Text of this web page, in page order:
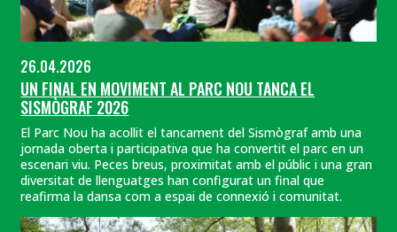
26.04.2026
UN FINAL EN MOVIMENT AL PARC NOU TANCA EL
SISMÒGRAF 2026
El Parc Nou ha acollit el tancament del Sismògraf amb una
jornada oberta i participativa que ha convertit el parc en un
escenari viu. Peces breus, proximitat amb el públic i una gran
diversitat de llenguatges han configurat un final que
reafirma la dansa com a espai de connexió i comunitat.